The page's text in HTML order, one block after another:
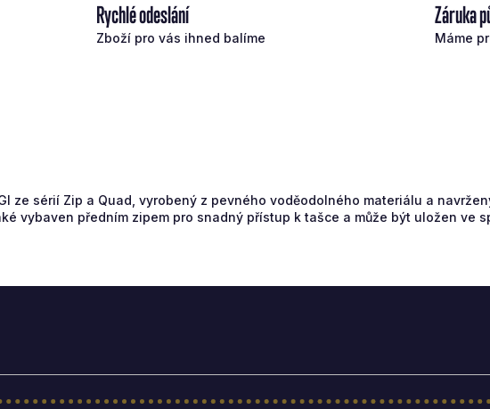
Rychlé odeslání
Zboží pro vás ihned balíme
Záruka
Máme
sérií Zip a Quad, vyrobený z pevného voděodolného materiálu a
vybaven předním zipem pro snadný přístup k tašce a může být uložen ve